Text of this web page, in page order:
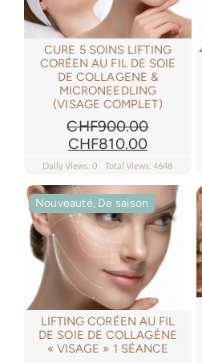
CURE 5 SOINS LIFTING
CORÉEN AU FIL DE SOIE
DE COLLAGENE &
MICRONEEDLING
(VISAGE COMPLET)
CHF900.00
Le
prix
était :
CHF900.00.
CHF810.00Le
prix
est :
Daily Views: 0 Total Views: 4648
Nouveauté, De saison
Nouveauté, De saison
LIFTING CORÉEN AU FIL
DE SOIE DE COLLAGÈNE
« VISAGE » 1 SÉANCE